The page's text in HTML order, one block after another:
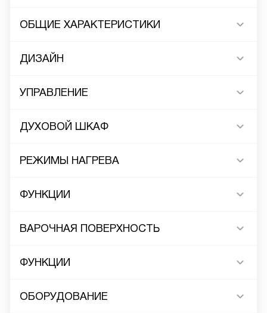
ОБЩИЕ ХАРАКТЕРИСТИКИ
ДИЗАЙН
УПРАВЛЕНИЕ
ДУХОВОЙ ШКАФ
РЕЖИМЫ НАГРЕВА
ФУНКЦИИ
ВАРОЧНАЯ ПОВЕРХНОСТЬ
ФУНКЦИИ
ОБОРУДОВАНИЕ